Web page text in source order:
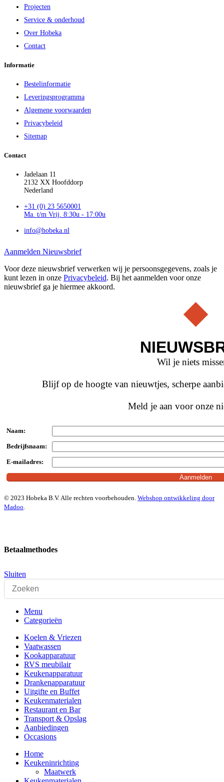
Projecten
Service & onderhoud
Over Hobeka
Contact
Informatie
Bestelinformatie
Leveringsprogramma
Algemene voorwaarden
Privacybeleid
Sitemap
Contact
Jadelaan 11
2132 XX Hoofddorp
Nederland
+31 (0) 23 5650001
Ma. t/m Vrij. 8:30u - 17:00u
info@hobeka.nl
Aanmelden Nieuwsbrief
Voor deze nieuwsbrief verwerken wij je persoonsgegevens, zoals je
kunt lezen in onze Privacybeleid. Bij het aanmelden voor onze
nieuwsbrief ga je hiermee akkoord.
Wil je niets
Blijf op de hoogte van nieuwtjes, scherpe
Meld je aan voor onze
Naam:
Bedrijfsnaam:
E-mailadres:
© 2023 Hobeka B.V. Alle rechten voorbehouden. Webshop ontwikkeling door
Madoo.
Betaalmethodes
Sluiten
Menu
Categorieën
Koelen & Vriezen
Vaatwassen
Kookapparatuur
RVS meubilair
Keukenapparatuur
Drankenapparatuur
Uitgifte en Buffet
Keukenmaterialen
Restaurant en Bar
Transport & Opslag
Aanbiedingen
Occasions
Home
Keukeninrichting
Maatwerk